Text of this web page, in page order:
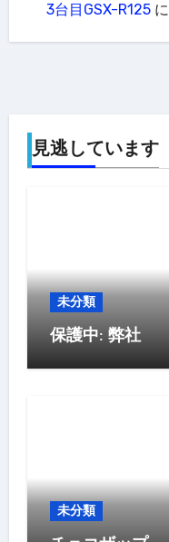
3台目GSX-R125に
見逃しています
未分類
保護中: 弊社
未分類